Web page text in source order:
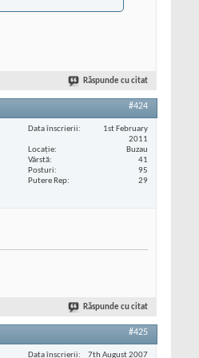
Răspunde cu citat
#424
Data înscrierii
1st February
2011
Locaţie
Buzau
Vârstă
41
Posturi
95
Putere Rep
29
Răspunde cu citat
#425
Data înscrierii 7th August 2007